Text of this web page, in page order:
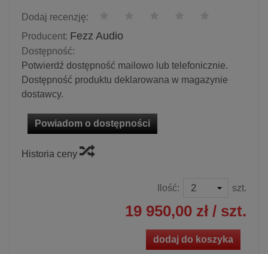
Dodaj recenzję:
Producent: Fezz Audio
Dostępność:
Potwierdź dostępność mailowo lub telefonicznie.
Dostępność produktu deklarowana w magazynie
dostawcy.
Powiadom o dostępności
Historia ceny
Ilość: szt.
19 950,00 zł / szt.
dodaj do koszyka